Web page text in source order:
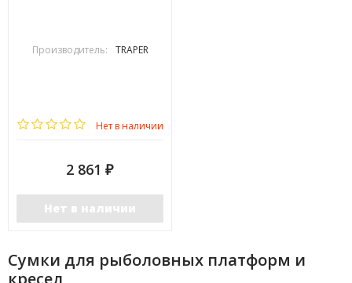
Производитель: TRAPER
Нет в наличии
2 861 ₽
Нет в наличии
Сумки для рыболовных платформ и
кресел